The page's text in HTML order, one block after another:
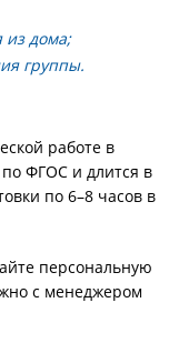
из дома;
группы.
работе в
по ФГОС и длится в
по 6–8 часов в
персональную
с менеджером